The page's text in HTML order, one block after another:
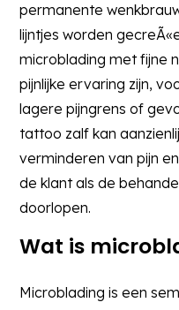
permanente
lijntjes worden
microblading met fijne
pijnlijke ervaring zijn,
lagere pijngrens of
tattoo zalf kan
verminderen van pijn
de klant als de
doorlopen.
Wat is
Microblading is een